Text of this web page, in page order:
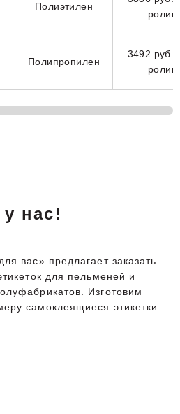
Полиэтилен
ролик
Полипропилен
3492 руб.
ролик
нас!
вас» предлагает заказать
для пельменей и
Изготовим
самоклеящиеся этикетки